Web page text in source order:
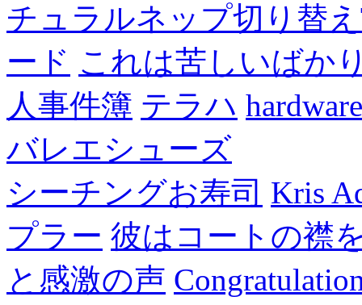
チュラルネップ切り替
ード これは苦しいばか
人事件簿 テラハ
バレエシューズ
シーチングお寿司 Kris
プラー 彼はコートの襟
と感激の声